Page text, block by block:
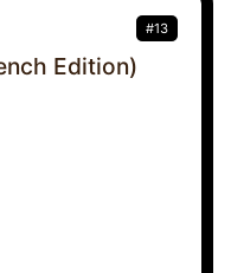
#13
Edition)